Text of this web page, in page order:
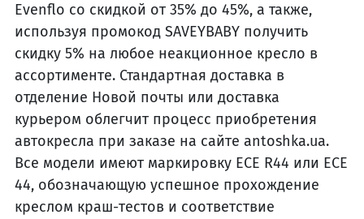
Evenflo со скидкой от 35% до 45%, а также,
используя промокод SAVEYBABY получить
скидку 5% на любое неакционное кресло в
ассортименте. Стандартная доставка в
отделение Новой почты или доставка
курьером облегчит процесс приобретения
автокресла при заказе на сайте antoshka.ua.
Все модели имеют маркировку ECE R44 или ECE
44, обозначающую успешное прохождение
креслом краш-тестов и соответствие